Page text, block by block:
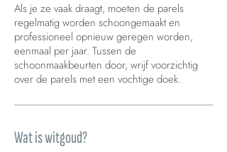
Als je ze vaak draagt, moeten de parels
regelmatig worden schoongemaakt en
professioneel opnieuw geregen worden,
eenmaal per jaar. Tussen de
schoonmaakbeurten door, wrijf voorzichtig
over de parels met een vochtige doek.
Wat is witgoud?